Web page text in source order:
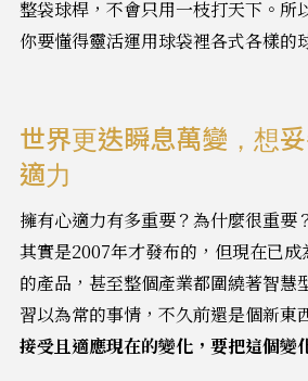
整袋球桿，不會只用一枝打天下。所
你要懂得靈活運用球袋裡各式各樣的
世界更迭瞬息萬變，想
適力
擁有心適力有多重要？為什麼很重
其實是2007年才發布的，但現在已
的產品，甚至整個產業都圍繞著智慧
習以為常的事情，不久前還是個新東
接受且適應現在的變化，要把這個變